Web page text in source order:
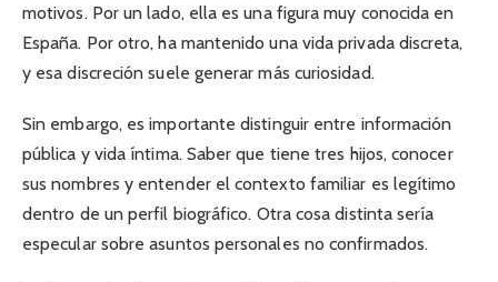
motivos. Por un lado, ella es una figura muy conocida en
España. Por otro, ha mantenido una vida privada discreta,
y esa discreción suele generar más curiosidad.
Sin embargo, es importante distinguir entre información
pública y vida íntima. Saber que tiene tres hijos, conocer
sus nombres y entender el contexto familiar es legítimo
dentro de un perfil biográfico. Otra cosa distinta sería
especular sobre asuntos personales no confirmados.